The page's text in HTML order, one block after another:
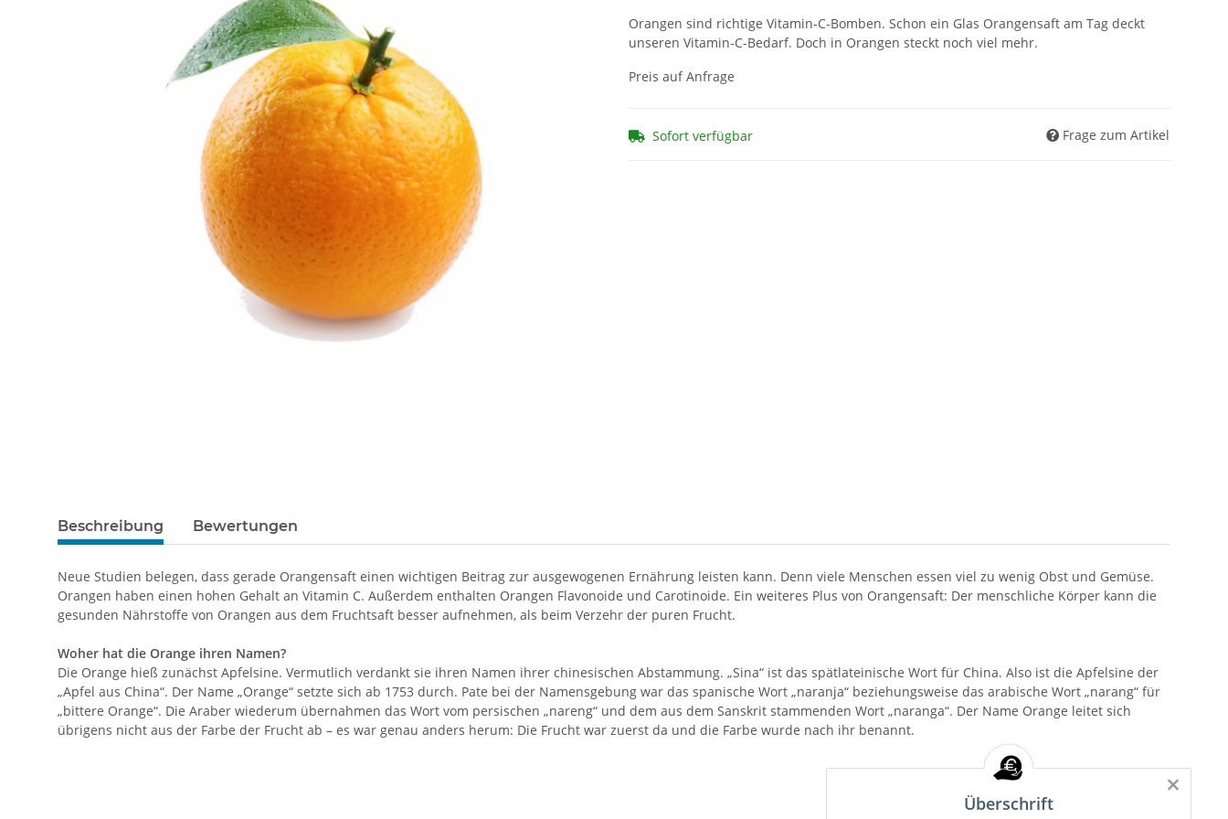
Orangen sind richtige Vitamin-C-Bomben. Schon ein Glas Orangensaft am Tag deckt
unseren Vitamin-C-Bedarf. Doch in Orangen steckt noch viel mehr.
Preis auf Anfrage
Sofort verfügbar Frage zum Artikel
Beschreibung Bewertungen
Neue Studien belegen, dass gerade Orangensaft einen wichtigen Beitrag zur ausgewogenen Ernährung leisten kann. Denn viele Menschen essen viel zu wenig Obst und Gemüse.
Orangen haben einen hohen Gehalt an Vitamin C. Außerdem enthalten Orangen Flavonoide und Carotinoide. Ein weiteres Plus von Orangensaft: Der menschliche Körper kann die
gesunden Nährstoffe von Orangen aus dem Fruchtsaft besser aufnehmen, als beim Verzehr der puren Frucht.
Woher hat die Orange ihren Namen?
Die Orange hieß zunächst Apfelsine. Vermutlich verdankt sie ihren Namen ihrer chinesischen Abstammung. „Sina“ ist das spätlateinische Wort für China. Also ist die Apfelsine der
„Apfel aus China“. Der Name „Orange“ setzte sich ab 1753 durch. Pate bei der Namensgebung war das spanische Wort „naranja“ beziehungsweise das arabische Wort „narang“ für
„bittere Orange“. Die Araber wiederum übernahmen das Wort vom persischen „nareng“ und dem aus dem Sanskrit stammenden Wort „naranga“. Der Name Orange leitet sich
übrigens nicht aus der Farbe der Frucht ab – es war genau anders herum: Die Frucht war zuerst da und die Farbe wurde nach ihr benannt.
×
Überschrift